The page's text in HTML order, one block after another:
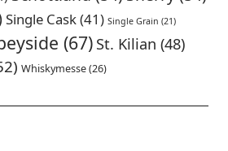
Single Cask(41) Single Grain (21)
(67) St. Kilian (48)
Whiskymesse(26)